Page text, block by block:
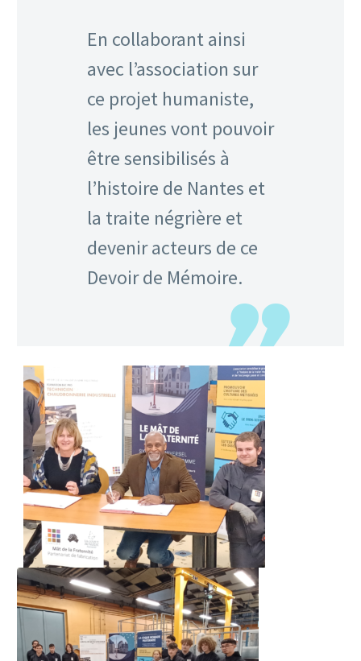
En collaborant ainsi
avec l’association sur
ce projet humaniste,
les jeunes vont pouvoir
être sensibilisés à
l’histoire de Nantes et
la traite négrière et
devenir acteurs de ce
Devoir de Mémoire.